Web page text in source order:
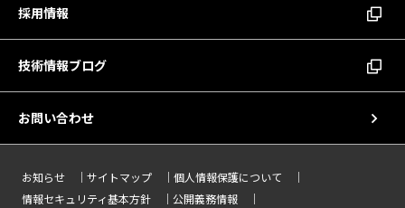
採用情報
技術情報ブログ
お問い合わせ
お知らせ サイトマップ
個人情報保護について
情報セキュリティ基本方針
公開義務情報